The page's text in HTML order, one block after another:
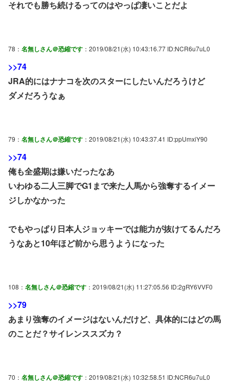
それでも勝ち続けるってのはやっぱ凄いことだよ
78： 名無しさん＠恐縮です ：2019/08/21(水) 10:43:16.77 ID:NCR6u7uL0
>>74
JRA的にはナナコを次のスターにしたいんだろうけど
ダメだろうなぁ
79： 名無しさん＠恐縮です ：2019/08/21(水) 10:43:37.41 ID:ppUmxiY90
>>74
俺も全盛期は嫌いだったなあ
いわゆる二人三脚でG1まで来た人馬から強奪するイメー
ジしかなかった
でもやっぱり日本人ジョッキーでは能力が抜けてるんだろ
うなあと10年ほど前から思うようになった
108： 名無しさん＠恐縮です ：2019/08/21(水) 11:27:05.56 ID:2gRY6VVF0
>>79
あまり強奪のイメージはないんだけど、具体的にはどの馬
のことだ？サイレンススズカ？
70： 名無しさん＠恐縮です ：2019/08/21(水) 10:32:58.51 ID:NCR6u7uL0